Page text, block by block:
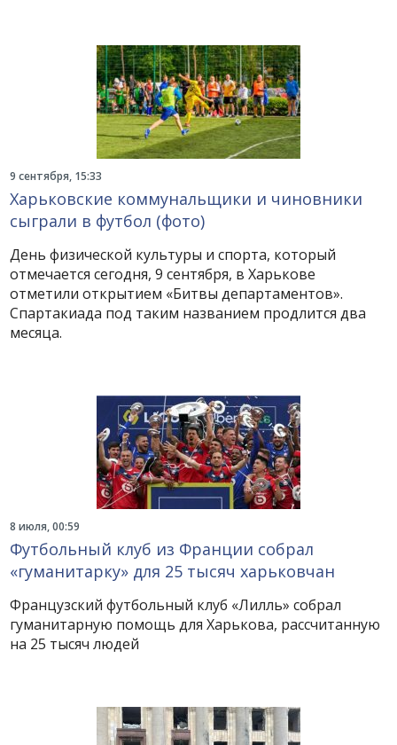
9 сентября, 15:33
Харьковские коммунальщики и чиновники
сыграли в футбол (фото)
День физической культуры и спорта, который
отмечается сегодня, 9 сентября, в Харькове
отметили открытием «Битвы департаментов».
Спартакиада под таким названием продлится два
месяца.
8 июля, 00:59
Футбольный клуб из Франции собрал
«гуманитарку» для 25 тысяч харьковчан
Французский футбольный клуб «Лилль» собрал
гуманитарную помощь для Харькова, рассчитанную
на 25 тысяч людей